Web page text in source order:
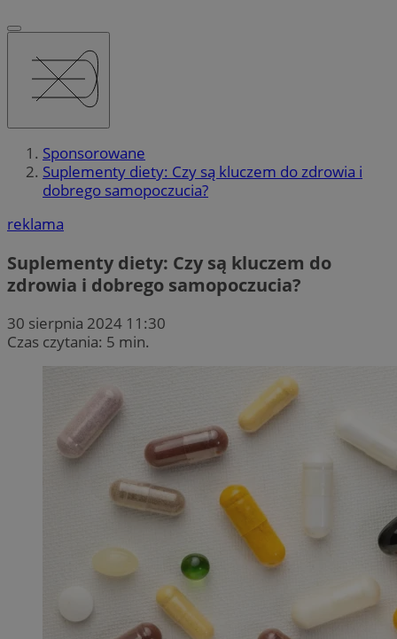
Sponsorowane
Suplementy diety: Czy są kluczem do zdrowia i
dobrego samopoczucia?
reklama
Suplementy diety: Czy są kluczem do
zdrowia i dobrego samopoczucia?
30 sierpnia 2024 11:30
Czas czytania: 5 min.